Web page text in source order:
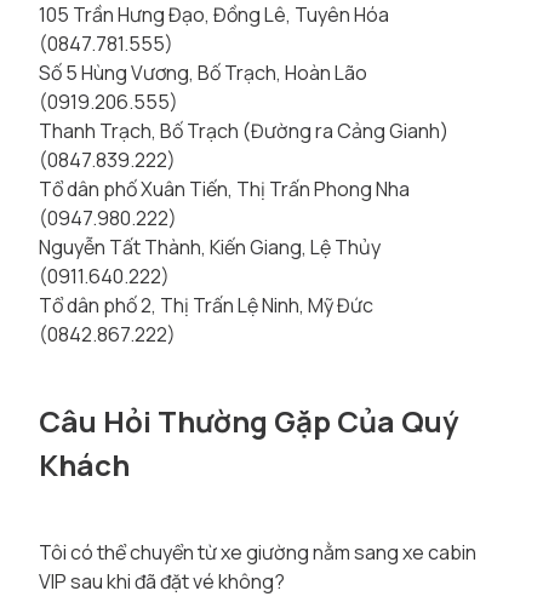
105 Trần Hưng Đạo, Đồng Lê, Tuyên Hóa
(0847.781.555)
Số 5 Hùng Vương, Bố Trạch, Hoàn Lão
(0919.206.555)
Thanh Trạch, Bố Trạch (Đường ra Cảng Gianh)
(0847.839.222)
Tổ dân phố Xuân Tiến, Thị Trấn Phong Nha
(0947.980.222)
Nguyễn Tất Thành, Kiến Giang, Lệ Thủy
(0911.640.222)
Tổ dân phố 2, Thị Trấn Lệ Ninh, Mỹ Đức
(0842.867.222)
Câu Hỏi Thường Gặp Của Quý
Khách
Tôi có thể chuyển từ xe giường nằm sang xe cabin
VIP sau khi đã đặt vé không?